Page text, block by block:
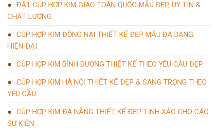
ĐẶT CÚP HỢP KIM GIAO TOÀN QUỐC MẪU ĐẸP, UY TÍN &
CHẤT LƯỢNG
CÚP HỢP KIM ĐỒNG NAI THIẾT KẾ ĐẸP MẪU ĐA DẠNG,
HIỆN ĐẠI
CÚP HỢP KIM BÌNH DƯƠNG THIẾT KẾ THEO YÊU CẦU ĐẸP
CÚP HỢP KIM HÀ NỘI THIẾT KẾ ĐẸP & SANG TRỌNG THEO
YÊU CẦU
CÚP HỢP KIM ĐÀ NẴNG THIẾT KẾ ĐẸP TINH XẢO CHO CÁC
SỰ KIỆN